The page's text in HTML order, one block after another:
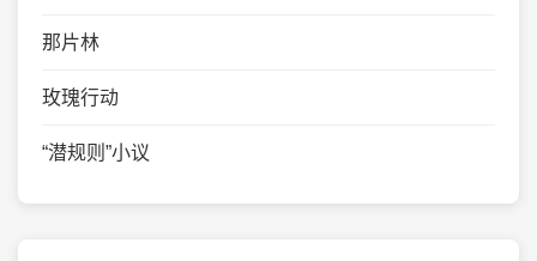
那片林
玫瑰行动
“潜规则”小议